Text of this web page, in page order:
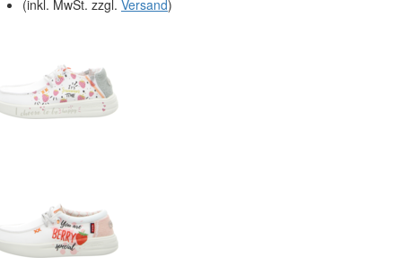
(inkl. MwSt. zzgl. Versand)